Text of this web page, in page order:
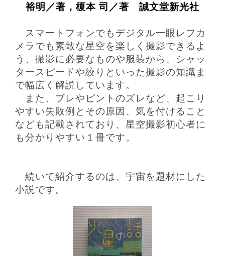
裕明／著，榎本 司／著 誠文堂新光社
スマートフォンでもデジタル一眼レフカ
メラでも素敵な星空を楽しく撮影できるよ
う、撮影に必要なものや服装から、シャッ
タースピードや絞りといった撮影の知識ま
で幅広く解説しています。
また、ブレやピントのズレなど、起こり
やすい失敗例とその原因、気を付けること
なども記載されており、星空撮影初心者に
も分かりやすい１冊です。
続いて紹介するのは、宇宙を題材にした
小説です。